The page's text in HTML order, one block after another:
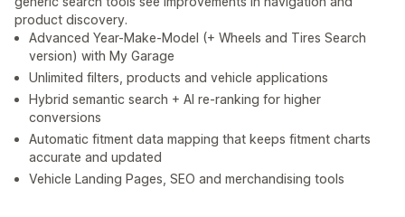
product discovery.
Advanced Year-Make-Model (+ Wheels and Tires Search
version) with My Garage
Unlimited filters, products and vehicle applications
Hybrid semantic search + AI re-ranking for higher
conversions
Automatic fitment data mapping that keeps fitment charts
accurate and updated
Vehicle Landing Pages, SEO and merchandising tools